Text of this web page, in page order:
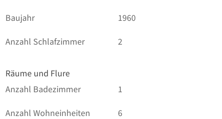
Baujahr
1960
Anzahl Schlafzimmer
2
Räume und Flure
Anzahl Badezimmer
1
Anzahl Wohneinheiten
6